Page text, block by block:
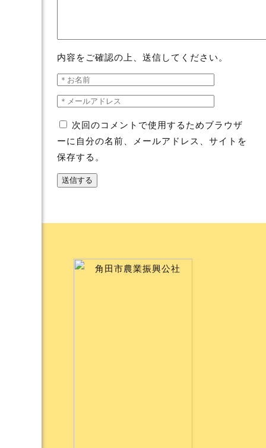
内容をご確認の上、送信してください。
次回のコメントで使用するためブラウザ
ーに自分の名前、メールアドレス、サイトを
保存する。